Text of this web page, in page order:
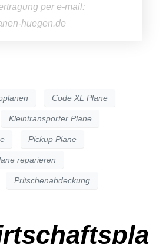
per e-mail:
huegen.de
Code XL Plane
Kleintransporter Plane
Pickup Plane
reparieren
Pritschenabdeckung